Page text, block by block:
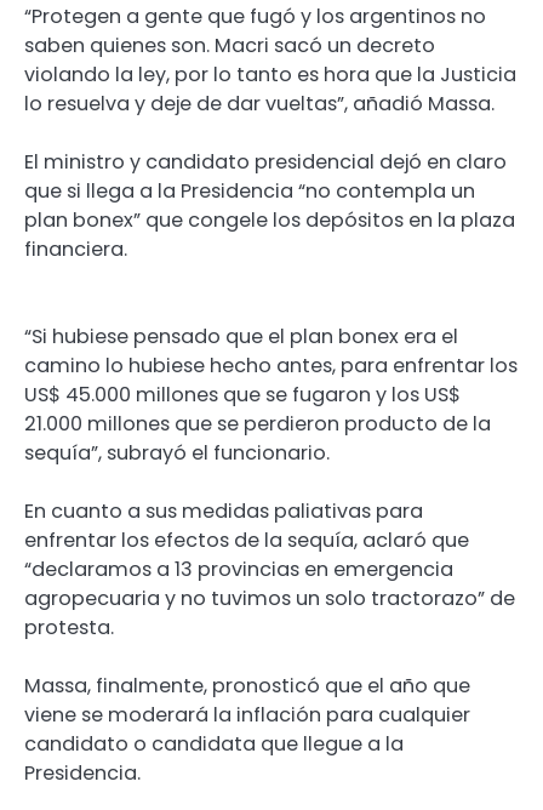
“Protegen a gente que fugó y los argentinos no
saben quienes son. Macri sacó un decreto
violando la ley, por lo tanto es hora que la Justicia
lo resuelva y deje de dar vueltas”, añadió Massa.
El ministro y candidato presidencial dejó en claro
que si llega a la Presidencia “no contempla un
plan bonex” que congele los depósitos en la plaza
financiera.
“Si hubiese pensado que el plan bonex era el
camino lo hubiese hecho antes, para enfrentar los
US$ 45.000 millones que se fugaron y los US$
21.000 millones que se perdieron producto de la
sequía”, subrayó el funcionario.
En cuanto a sus medidas paliativas para
enfrentar los efectos de la sequía, aclaró que
“declaramos a 13 provincias en emergencia
agropecuaria y no tuvimos un solo tractorazo” de
protesta.
Massa, finalmente, pronosticó que el año que
viene se moderará la inflación para cualquier
candidato o candidata que llegue a la
Presidencia.